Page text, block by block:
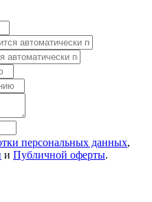
персональных данных,
и Публичной оферты.